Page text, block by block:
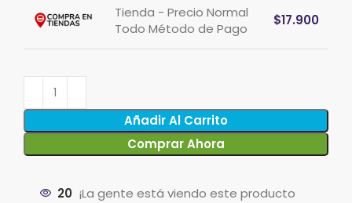
Tienda - Precio Normal
Todo Método de Pago
$17.900
Añadir Al Carrito
Comprar Ahora
20 ¡La gente está viendo este producto